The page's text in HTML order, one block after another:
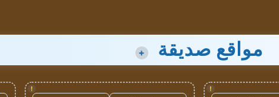
مواقع صديقة +
!
!